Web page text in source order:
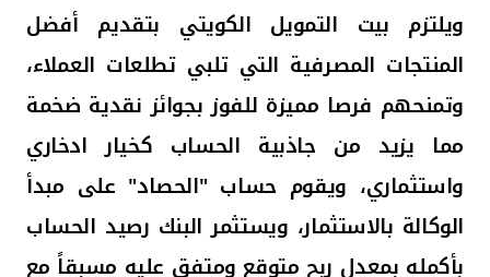
ويلتزم بيت التمويل الكويتي بتقديم أفضل
المنتجات المصرفية التي تلبي تطلعات العملاء،
وتمنحهم فرصا مميزة للفوز بجوائز نقدية ضخمة
مما يزيد من جاذبية الحساب كخيار ادخاري
واستثماري، ويقوم حساب"الحصاد" على مبدأ
الوكالة بالاستثمار، ويستثمر البنك رصيد الحساب
بأكمله بمعدل ربح متوقع ومتفق عليه مسبقاً مع